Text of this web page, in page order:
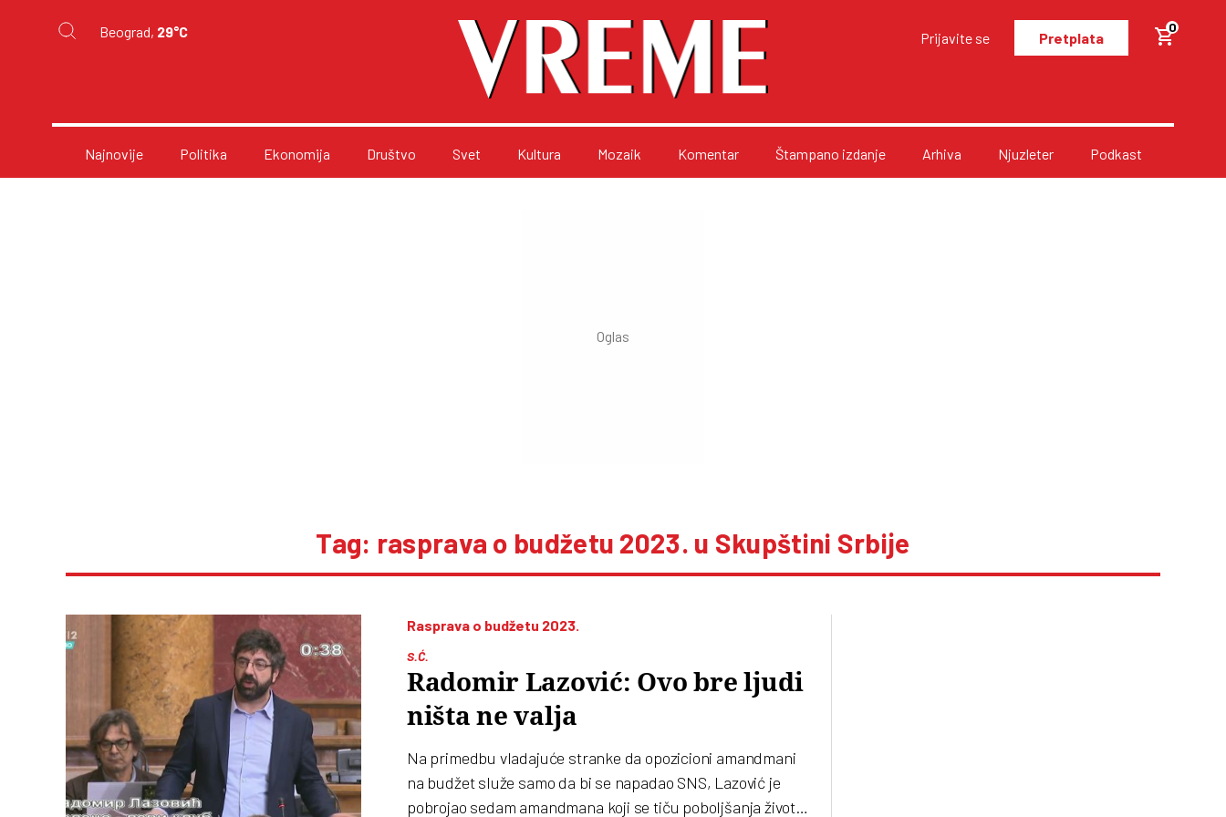
Beograd, 29°C Prijavite se Pretplata
0
Najnovije Politika Ekonomija Društvo Svet Kultura Mozaik Komentar Štampano izdanje Arhiva Njuzleter Podkast
Tag: rasprava o budžetu 2023. u Skupštini Srbije
Rasprava o budžetu 2023.
S.Ć.
Radomir Lazović: Ovo bre ljudi
ništa ne valja
Na primedbu vladajuće stranke da opozicioni amandmani
na budžet služe samo da bi se napadao SNS, Lazović je
pobrojao sedam amandmana koji se tiču poboljšanja života